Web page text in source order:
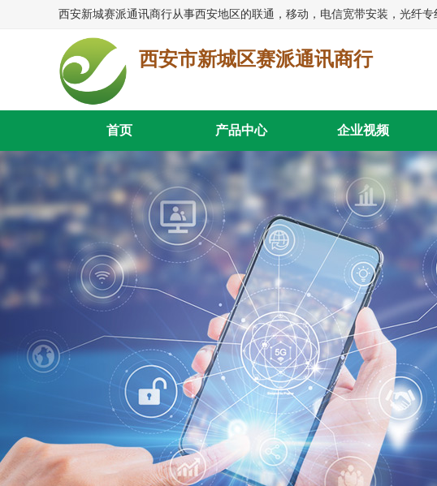
西安市新城区赛派通讯商行
首页 产品中心 企业视频